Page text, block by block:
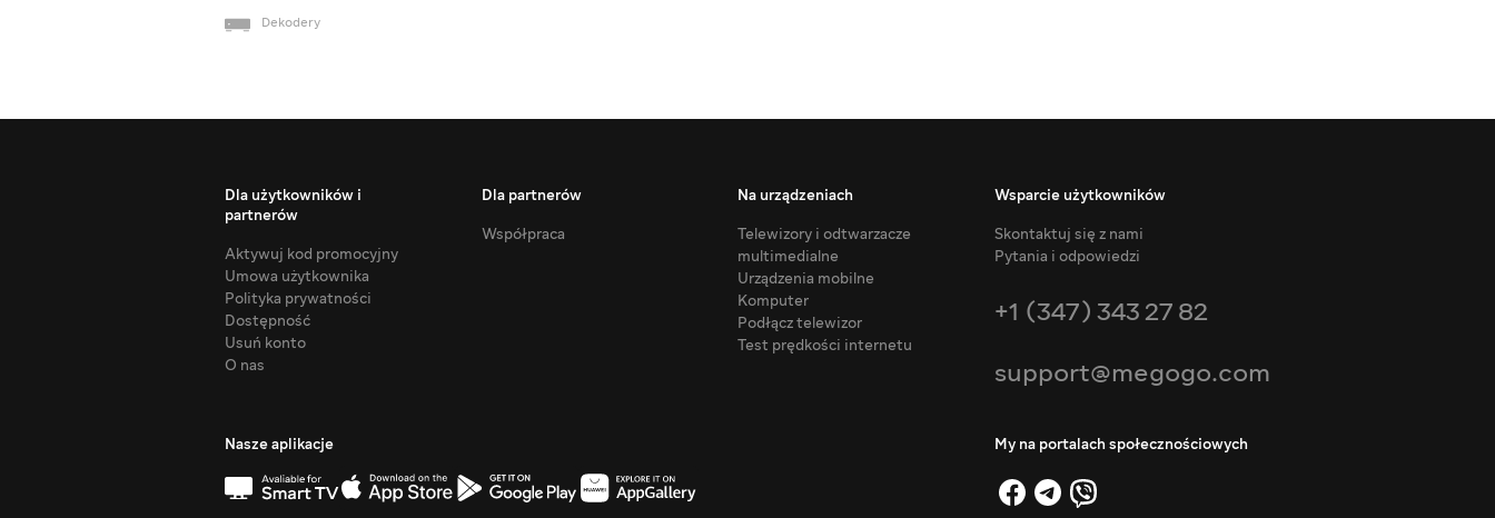
Dekodery
Dla użytkowników i
partnerów
Aktywuj kod promocyjny
Umowa użytkownika
Polityka prywatności
Dostępność
Usuń konto
O nas
Dla partnerów
Współpraca
Na urządzeniach
Telewizory i odtwarzacze
multimedialne
Urządzenia mobilne
Komputer
Podłącz telewizor
Test prędkości internetu
Wsparcie użytkowników
Skontaktuj się z nami
Pytania i odpowiedzi
+1 (347) 343 27 82
support@megogo.com
Nasze aplikacje My na portalach społecznościowych